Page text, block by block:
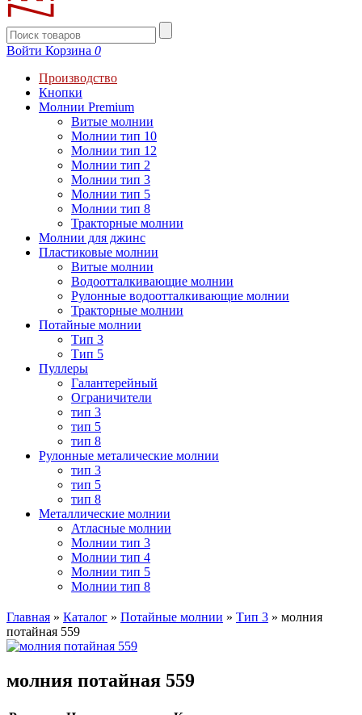
Войти Корзина 0
Производство
Кнопки
Молнии Premium
Витые молнии
Молнии тип 10
Молнии тип 12
Молнии тип 2
Молнии тип 3
Молнии тип 5
Молнии тип 8
Тракторные молнии
Молнии для джинс
Пластиковые молнии
Витые молнии
Водоотталкивающие молнии
Рулонные водоотталкивающие молнии
Тракторные молнии
Потайные молнии
Тип 3
Тип 5
Пуллеры
Галантерейный
Ограничители
тип 3
тип 5
тип 8
Рулонные металические молнии
тип 3
тип 5
тип 8
Металлические молнии
Атласные молнии
Молнии тип 3
Молнии тип 4
Молнии тип 5
Молнии тип 8
Главная » Каталог » Потайные молнии » Тип 3 » молния
потайная 559
молния потайная 559